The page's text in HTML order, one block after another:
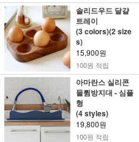
솔리드우드 달걀
트레이
(3 colors)(2 size
s)
15,900원
100원 적립
아마란스 실리콘
물튐방지대 - 심플
형
(4 styles)
19,800원
100원 적립